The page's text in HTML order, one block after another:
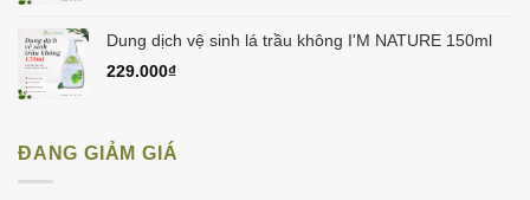
Dung dịch vệ sinh lá trầu không I'M NATURE 150ml
229.000₫
ĐANG GIẢM GIÁ